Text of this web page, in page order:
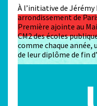
À l’initiative de Jérémy
arrondissement de
Première ajointe au
CM2 des écoles
comme chaque
de leur diplôme de fin